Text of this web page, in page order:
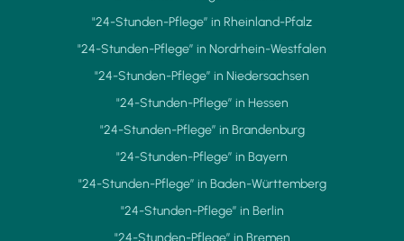
"24-Stunden-Pflege” in Rheinland-Pfalz
"24-Stunden-Pflege” in Nordrhein-Westfalen
"24-Stunden-Pflege” in Niedersachsen
"24-Stunden-Pflege” in Hessen
"24-Stunden-Pflege” in Brandenburg
"24-Stunden-Pflege” in Bayern
"24-Stunden-Pflege” in Baden-Württemberg
"24-Stunden-Pflege” in Berlin
"24-Stunden-Pflege” in Bremen